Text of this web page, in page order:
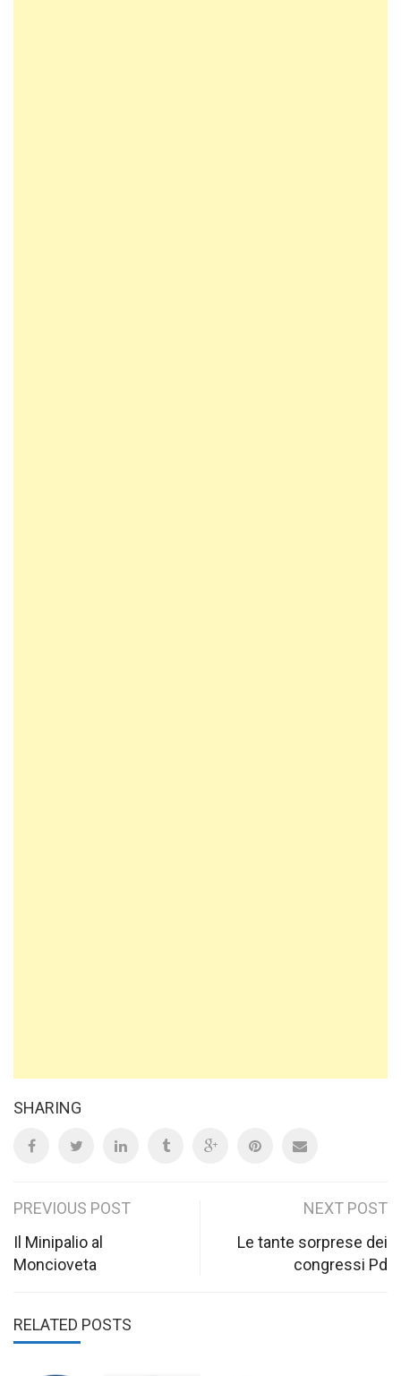
SHARING
Post
navigation
PREVIOUS POST
Il Minipalio al
Moncioveta
NEXT POST
Le tante sorprese dei
congressi Pd
RELATED POSTS